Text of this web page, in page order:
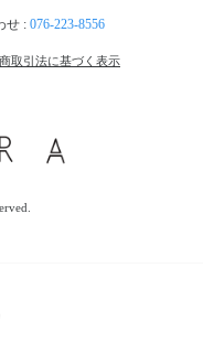
せ : 076-223-8556
取引法に基づく表示